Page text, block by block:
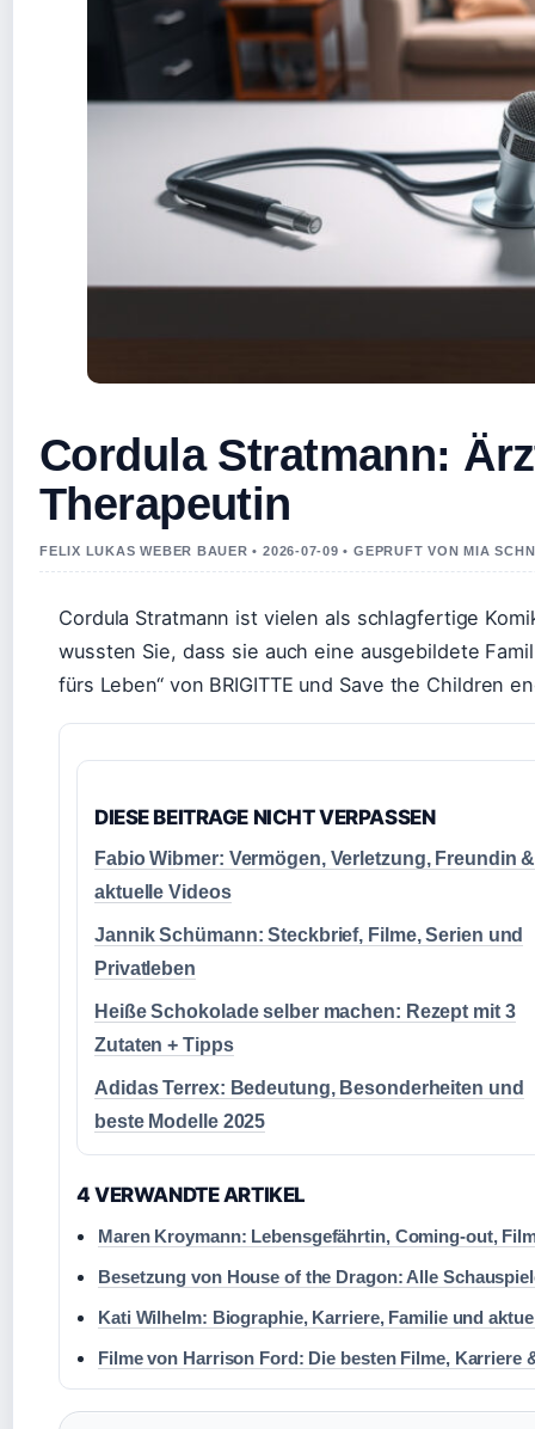
Cordula Stratmann:
Therapeutin
FELIX LUKAS WEBER BAUER • 2026-07-09 • GEPRUFT VON MIA
Cordula Stratmann ist vielen als schlagfertige
wussten Sie, dass sie auch eine ausgebildete
fürs Leben“ von BRIGITTE und Save the Children
DIESE BEITRAGE NICHT VERPASSEN
Fabio Wibmer: Vermögen, Verletzung, Freundin &
aktuelle Videos
Jannik Schümann: Steckbrief, Filme, Serien und
Privatleben
Heiße Schokolade selber machen: Rezept mit 3
Zutaten + Tipps
Adidas Terrex: Bedeutung, Besonderheiten und
beste Modelle 2025
4 VERWANDTE ARTIKEL
Maren Kroymann: Lebensgefährtin, Coming-out,
Besetzung von House of the Dragon: Alle
Kati Wilhelm: Biographie, Karriere, Familie und
Filme von Harrison Ford: Die besten Filme, Karriere